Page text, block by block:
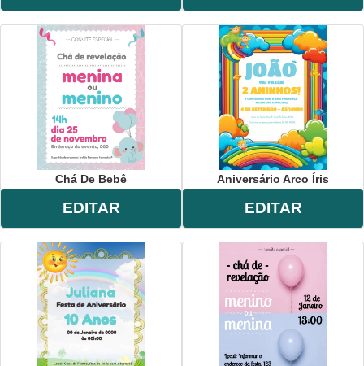
Chá De Bebê
EDITAR
Aniversário Arco Íris
EDITAR